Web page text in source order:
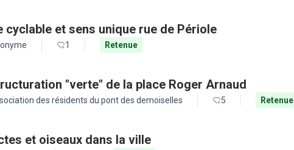
cyclable et sens unique rue de Périole
1 Retenue
"verte" de la place Roger Arnaud
des résidents du pont des demoiselles 5 Retenue
et oiseaux dans la ville